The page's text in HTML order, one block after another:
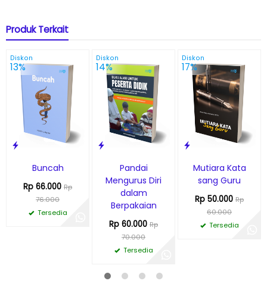
Produk Terkait
Diskon
13%
Buncah
Rp 66.000 Rp
76.000
Tersedia
Diskon
14%
Pandai
Mengurus Diri
dalam
Berpakaian
Rp 60.000 Rp
70.000
Tersedia
Diskon
17%
Mutiara Kata
sang Guru
Rp 50.000 Rp
60.000
Tersedia